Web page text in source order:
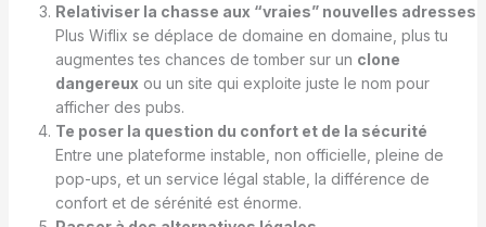
Relativiser la chasse aux “vraies” nouvelles adresses
Plus Wiflix se déplace de domaine en domaine, plus tu
augmentes tes chances de tomber sur un clone
dangereux ou un site qui exploite juste le nom pour
afficher des pubs.
Te poser la question du confort et de la sécurité
Entre une plateforme instable, non officielle, pleine de
pop-ups, et un service légal stable, la différence de
confort et de sérénité est énorme.